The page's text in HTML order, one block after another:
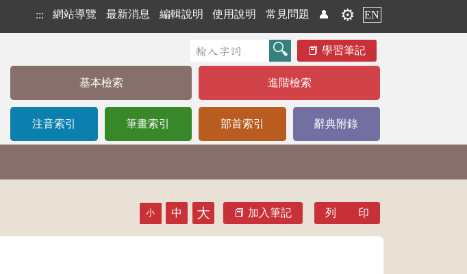
::: 網站導覽 最新消息 編輯說明 使用說明 常見問題 👤 ⚙️ EN
學習筆記
基本檢索 進階檢索
注音索引 筆畫索引 部首索引 辭典附錄
小 中 大 加入筆記 列 印